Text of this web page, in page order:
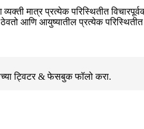
मात्र प्रत्येक परिस्थितीत
ठेवतो आणि आयुष्यातील प्रत्येक
ट्विटर & फेसबुकफॉलो करा.